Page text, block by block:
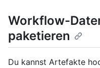
Workflow-
paketieren
Du kannst Artefakte